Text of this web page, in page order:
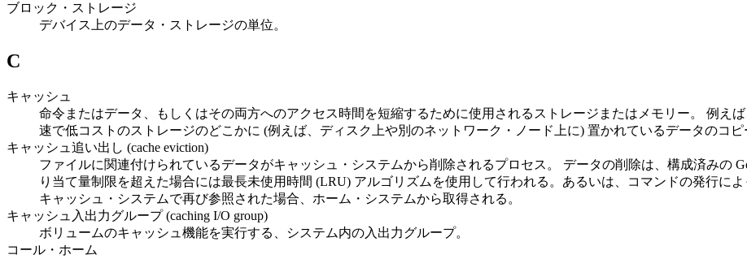
ブロック・ストレージ
デバイス上のデータ・ストレージの単位。
C
キャッシュ
命令またはデータ、もしくはその両方へのアクセス時間を短縮するために使用されるストレージまたはメモリー。 例え
速で低コストのストレージのどこかに (例えば、ディスク上や別のネットワーク・ノード上に) 置かれているデータのコピ
キャッシュ追い出し (cache eviction)
ファイルに関連付けられているデータがキャッシュ・システムから削除されるプロセス。 データの削除は、構成済みの
り当て量制限を超えた場合には最長未使用時間 (LRU) アルゴリズムを使用して行われる。あるいは、コマンドの発行に
キャッシュ・システムで再び参照された場合、ホーム・システムから取得される。
キャッシュ入出力グループ (caching I/O group)
ボリュームのキャッシュ機能を実行する、システム内の入出力グループ。
コール・ホーム